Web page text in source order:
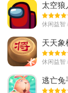
太空狼
安卓全
休闲益智
天天象
休闲益智
逃亡兔